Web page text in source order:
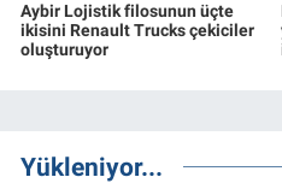
Aybir Lojistik filosunun üçte
ikisini Renault Trucks çekiciler
oluşturuyor
Yükleniyor...